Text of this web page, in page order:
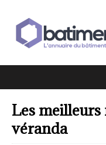
Les
véranda